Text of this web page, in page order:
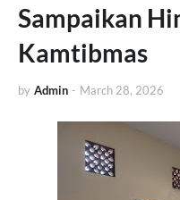
Sampaikan
Kamtibmas
by Admin - March 28, 2026